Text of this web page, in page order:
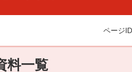
ページ
料一覧